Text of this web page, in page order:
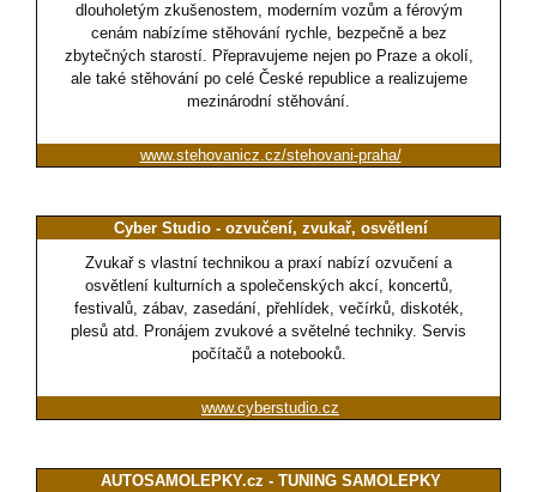
dlouholetým zkušenostem, moderním vozům a férovým
cenám nabízíme stěhování rychle, bezpečně a bez
zbytečných starostí. Přepravujeme nejen po Praze a okolí,
ale také stěhování po celé České republice a realizujeme
mezinárodní stěhování.
www.stehovanicz.cz/stehovani-praha/
Cyber Studio - ozvučení, zvukař, osvětlení
Zvukař s vlastní technikou a praxí nabízí ozvučení a
osvětlení kulturních a společenských akcí, koncertů,
festivalů, zábav, zasedání, přehlídek, večírků, diskoték,
plesů atd. Pronájem zvukové a světelné techniky. Servis
počítačů a notebooků.
www.cyberstudio.cz
AUTOSAMOLEPKY.cz - TUNING SAMOLEPKY